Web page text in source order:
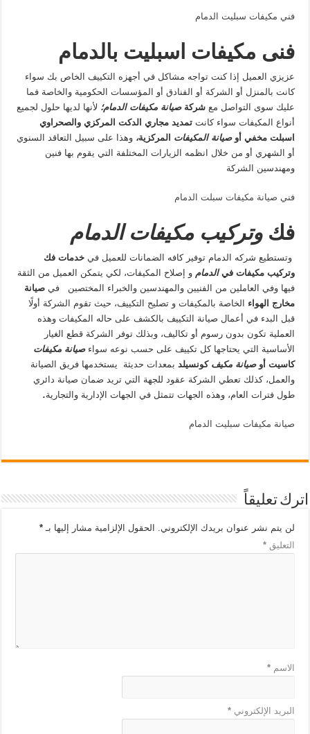
فني مكيفات سبليت الدمام
فنى مكيفات اسبليت بالدمام
عزيزي العميل إذا كنت تواجه مشاكل في أجهزه التكييف الخاص بك سواء
كانت بالمنزل أو الشركة أو الفنادق أو المؤسسات الحكومية والخاصة فما
عليك سوى التواصل معشركةصيانة مكيفات الدمام؛ لأنها لديها حلول لجميع
أنواع المكيفات سواء كانتتمديد مجاري الدكت المركزي والصحراوي
اسبلت مخفي أوصيانة المكيفات المركزية،وهذا على سبيل التعاقد السنوي
أو الشهري أو من خلال انظمه الزيارات المختلفة التي يقوم بها فنين
ومهندسين الشركة
فني صيانة مكيفات سبلت الدمام
فكوتركيب مكيفات الدمام
وتستطيع شركه الدمام توفير كافه الضمانات للعميل فيخدمات فك
وتركيب مكيفات فيالدمام و إصلاح المكيفات، لكي يتمكن العميل من الثقة
فيها وفي العاملين من الفنيين والمهندسين والخبراء المختصين فيصيانة
مخارج الهواء الخاصة بالمكيفات و تصليح التكييف، حيث تقوم الشركة أولًا
قبل البدء في أعمال صيانة التكييف بالكشف على حاله المكيفات وهذه
العملية تكون بدون رسوم أو تكاليف، وبذلك توفر الشركة قطع الغيار
الأساسية التي يحتاجها كل تكييف على حسب نوعه سواءصيانة مكيفات
كاسيت أوصيانة مكيف كونسيلد بمعدات حديثة يستخدمها فريق الصيانة
والعمل، كذلك تعطي الشركة عقود للجهة التي تريد ضمان صيانة دائري
طول فترات العام، وهذه الجهات تتمثل في الجهات الإدارية والتجارية.
صيانة مكيفات سبليت الدمام
اترك تعليقاً
لن يتم نشر عنوان بريدك الإلكتروني. الحقول الإلزامية مشار إليها بـ*
التعليق*
الاسم*
البريد الإلكتروني*